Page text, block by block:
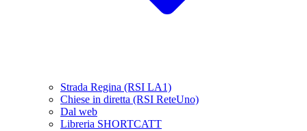
Strada Regina (RSI LA1)
Chiese in diretta (RSI ReteUno)
Dal web
Libreria SHORTCATT